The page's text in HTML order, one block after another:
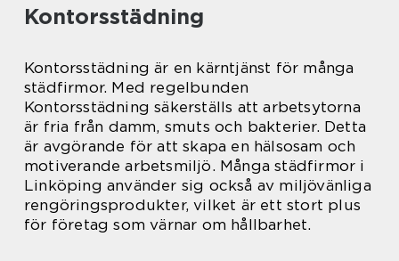
Kontorsstädning
Kontorsstädning är en kärntjänst för många
städfirmor. Med regelbunden
Kontorsstädning säkerställs att arbetsytorna
är fria från damm, smuts och bakterier. Detta
är avgörande för att skapa en hälsosam och
motiverande arbetsmiljö. Många städfirmor i
Linköping använder sig också av miljövänliga
rengöringsprodukter, vilket är ett stort plus
för företag som värnar om hållbarhet.